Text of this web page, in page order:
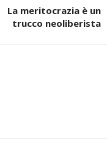
La meritocrazia è un
trucco neoliberista